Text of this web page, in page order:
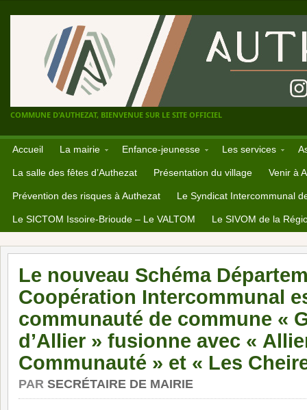
COMMUNE D'AUTHEZAT, BIENVENUE SUR LE SITE OFFICIEL
Accueil La mairie Enfance-jeunesse Les services
La salle des fêtes d’Authezat Présentation du village Venir à
Prévention des risques à Authezat Le Syndicat Intercommunal
Le SICTOM Issoire-Brioude – Le VALTOM Le SIVOM de la
Le nouveau Schéma
Coopération Intercommunal
communauté de commune «
d’Allier » fusionne avec «
Communauté » et « Les
PAR SECRÉTAIRE DE MAIRIE